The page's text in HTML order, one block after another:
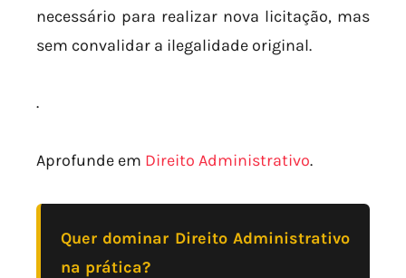
necessário para realizar nova licitação, mas
sem convalidar a ilegalidade original.
.
Aprofunde em Direito Administrativo.
Quer dominar Direito Administrativo
na prática?